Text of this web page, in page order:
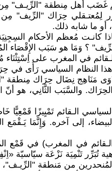
لِمُعتـقلي حِرَاك "الرِّيف"
أو ما شابه ذلك.
؟ وَمَا هو سَبَب
في المغرب على
هذا النظام السياسي رَأَى في
مَنَاهِج نِضَال حِرَاك مِنطقة
والسَّبَب الثَّانِي، هو أنّ
الـقائم تَمْيِيزًا
إلى آخره. وَإِنَّمَا
في المغرب) في قَمْع
تُبَرِّر تَنْمِيَة نَزْعَة سيّاسيّة
المُنحدرين من مَنطقة